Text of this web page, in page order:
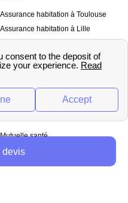
Assurance habitation à Toulouse
Assurance habitation à Lille
Mentions légales
Mutuelle santé
devis